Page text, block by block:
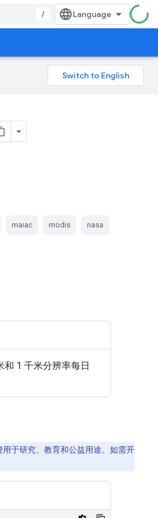
/
maiac modis nasa
和 1 千米分辨率每日
于研究、教育和公益用途。如需开